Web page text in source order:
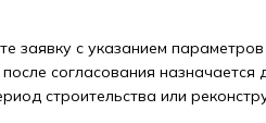
заявку с указанием
согласования
строительства или